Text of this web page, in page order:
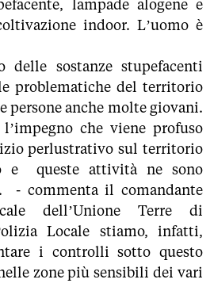
lampade alogene e
indoor. L’uomo è
delle sostanze stupefacenti
problematiche del territorio
persone anche molte giovani.
che viene profuso
perlustrativo sul territorio
e queste attività ne sono
- commenta il comandante
dell’Unione Terre di
Locale stiamo, infatti,
i controlli sotto questo
zone più sensibili dei vari